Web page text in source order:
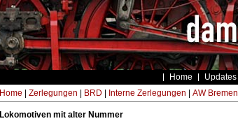
Home Updates
Home Zerlegungen BRD Interne Zerlegungen AW Bremen
Lokomotiven mit alter Nummer